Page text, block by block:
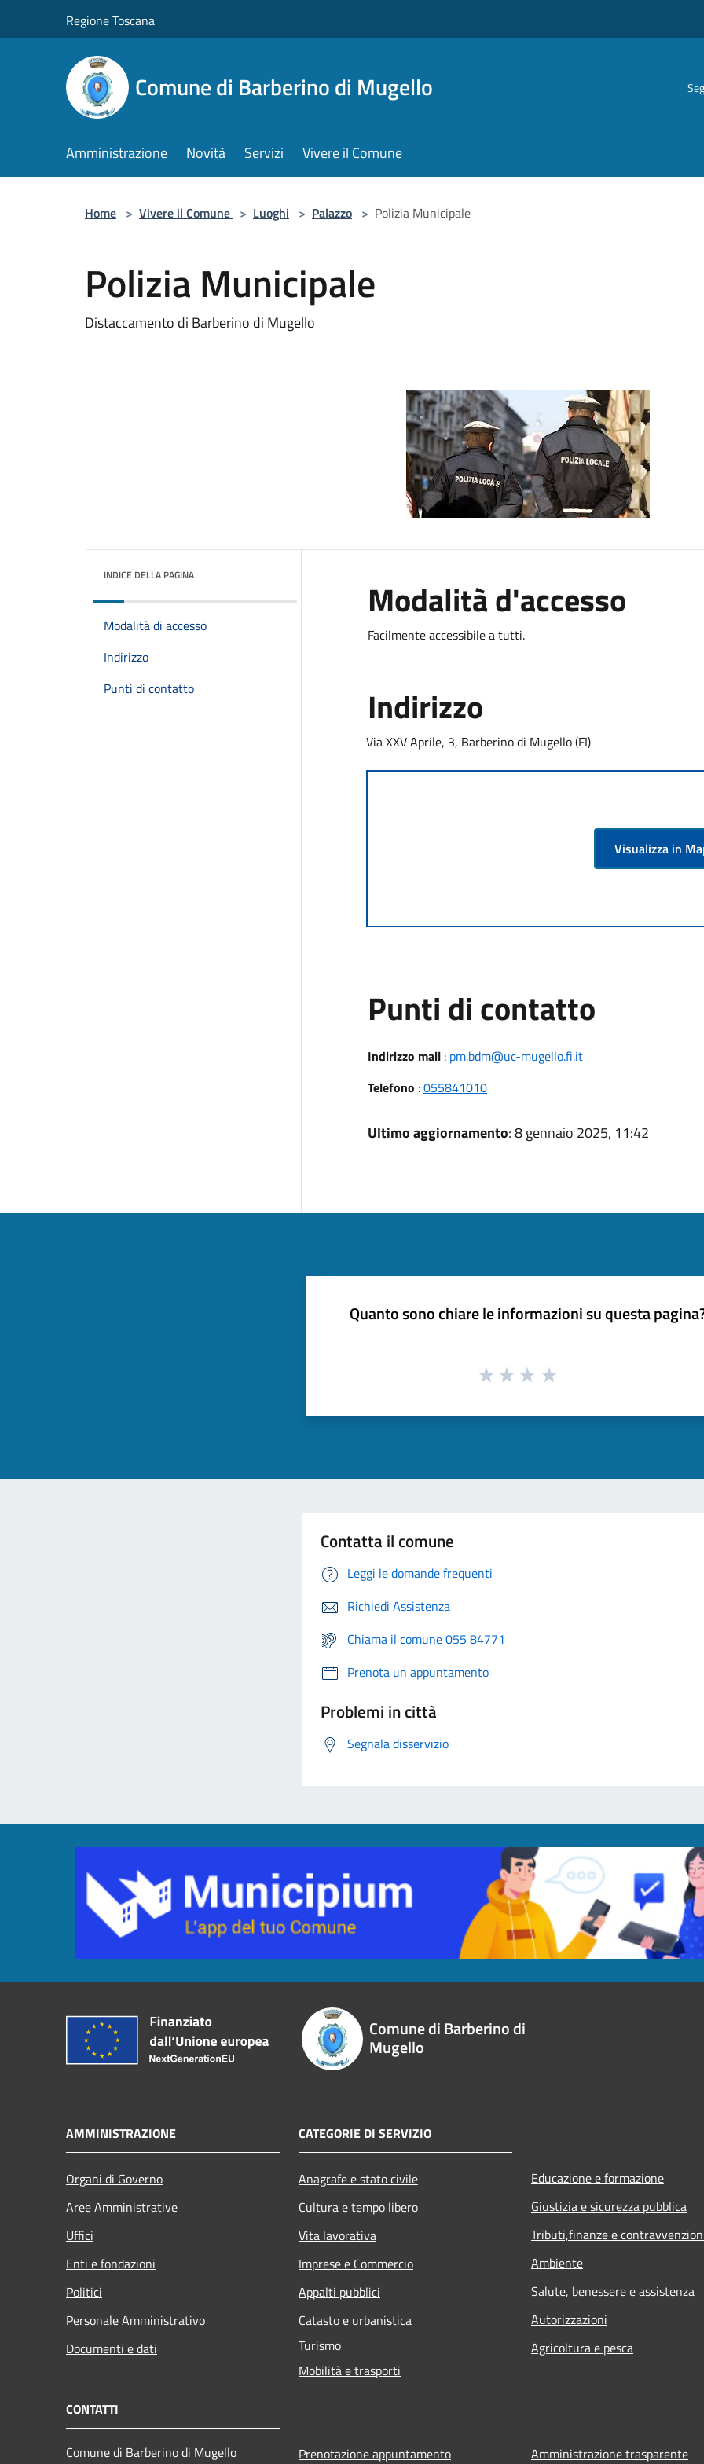
Regione Toscana
Comune di Barberino di Mugello
Amministrazione Novità Servizi Vivere il Comune
Home > Vivere il Comune > Luoghi > Palazzo > Polizia Municipale
Polizia Municipale
Distaccamento di Barberino di Mugello
INDICE DELLA PAGINA
Modalità di accesso
Indirizzo
Punti di contatto
Modalità d'accesso
Facilmente accessibile a tutti.
Indirizzo
Via XXV Aprile, 3, Barberino di Mugello (FI)
Visualizza in
Punti di contatto
Indirizzo mail: pm.bdm@uc-mugello.fi.it
Telefono :055841010
Ultimo aggiornamento: 8 gennaio 2025, 11:42
Quanto sono chiare le informazioni su questa
Contatta il comune
Leggi le domande frequenti
Richiedi Assistenza
Chiama il comune 055 84771
Prenota un appuntamento
Problemi in città
Segnala disservizio
Comune di Barberino di
Mugello
AMMINISTRAZIONE
Organi di Governo
Aree Amministrative
Uffici
Enti e fondazioni
Politici
Personale Amministrativo
Documenti e dati
CATEGORIE DI SERVIZIO
Anagrafe e stato civile
Cultura e tempo libero
Vita lavorativa
Imprese e Commercio
Appalti pubblici
Catasto e urbanistica
Turismo
Mobilità e trasporti
Educazione e formazione
Giustizia e sicurezza pubblica
Tributi,finanze e
Ambiente
Salute, benessere e assistenza
Autorizzazioni
Agricoltura e pesca
CONTATTI
Comune di Barberino di Mugello Prenotazione appuntamento Amministrazione trasparente